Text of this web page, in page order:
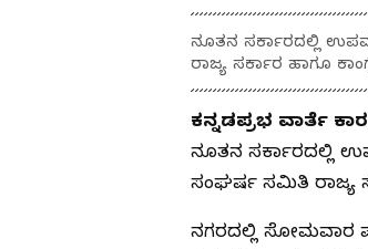
ನೂತನ ಸರ್ಕಾರದಲ್ಲಿ
ರಾಜ್ಯ ಸರ್ಕಾರ ಹಾಗೂ
ಕನ್ನಡಪ್ರಭ ವಾರ್ತೆ
ನೂತನ ಸರ್ಕಾರದಲ್ಲಿ
ಸಂಘರ್ಷ ಸಮಿತಿ ರಾಜ್ಯ
ನಗರದಲ್ಲಿ ಸೋಮವಾರ